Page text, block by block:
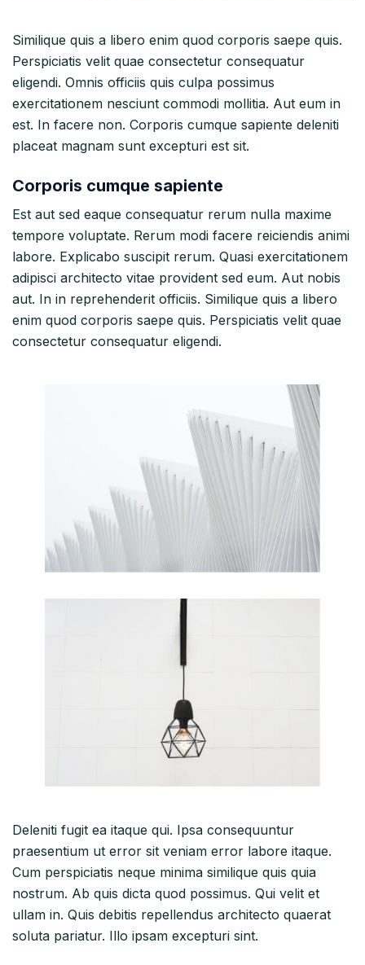
Similique quis a libero enim quod corporis saepe quis.
Perspiciatis velit quae consectetur consequatur
eligendi. Omnis officiis quis culpa possimus
exercitationem nesciunt commodi mollitia. Aut eum in
est. In facere non. Corporis cumque sapiente deleniti
placeat magnam sunt excepturi est sit.
Corporis cumque sapiente
Est aut sed eaque consequatur rerum nulla maxime
tempore voluptate. Rerum modi facere reiciendis animi
labore. Explicabo suscipit rerum. Quasi exercitationem
adipisci architecto vitae provident sed eum. Aut nobis
aut. In in reprehenderit officiis. Similique quis a libero
enim quod corporis saepe quis. Perspiciatis velit quae
consectetur consequatur eligendi.
Deleniti fugit ea itaque qui. Ipsa consequuntur
praesentium ut error sit veniam error labore itaque.
Cum perspiciatis neque minima similique quis quia
nostrum. Ab quis dicta quod possimus. Qui velit et
ullam in. Quis debitis repellendus architecto quaerat
soluta pariatur. Illo ipsam excepturi sint.